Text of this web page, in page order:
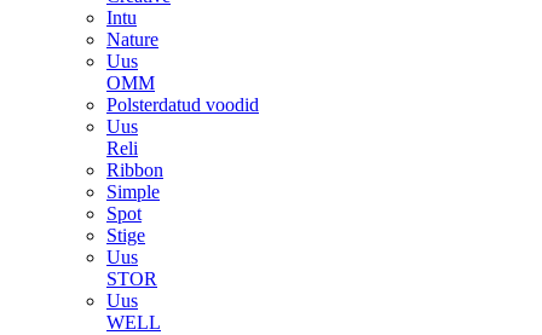
Intu
Nature
Uus
OMM
Polsterdatud voodid
Uus
Reli
Ribbon
Simple
Spot
Stige
Uus
STOR
Uus
WELL